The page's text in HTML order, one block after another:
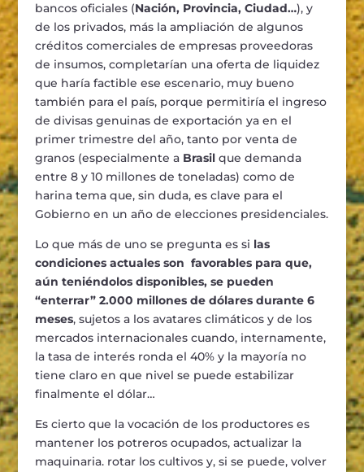
bancos oficiales (Nación, Provincia, Ciudad…), y
de los privados, más la ampliación de algunos
créditos comerciales de empresas proveedoras
de insumos, completarían una oferta de liquidez
que haría factible ese escenario, muy bueno
también para el país, porque permitiría el ingreso
de divisas genuinas de exportación ya en el
primer trimestre del año, tanto por venta de
granos (especialmente a Brasilque demanda
entre 8 y 10 millones de toneladas) como de
harina tema que, sin duda, es clave para el
Gobierno en un año de elecciones presidenciales.
Lo que más de uno se pregunta es si las
condiciones actuales son favorables para que,
aún teniéndolos disponibles, se pueden
“enterrar” 2.000 millones de dólares durante 6
meses, sujetos a los avatares climáticos y de los
mercados internacionales cuando, internamente,
la tasa de interés ronda el 40% y la mayoría no
tiene claro en que nivel se puede estabilizar
finalmente el dólar…
Es cierto que la vocación de los productores es
mantener los potreros ocupados, actualizar la
maquinaria. rotar los cultivos y, si se puede, volver